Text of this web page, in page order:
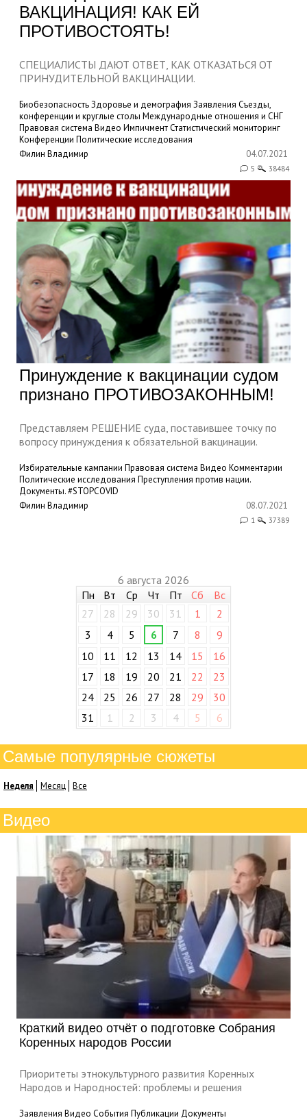
ВАКЦИНАЦИЯ! КАК ЕЙ
ПРОТИВОСТОЯТЬ!
СПЕЦИАЛИСТЫ ДАЮТ ОТВЕТ, КАК ОТКАЗАТЬСЯ ОТ
ПРИНУДИТЕЛЬНОЙ ВАКЦИНАЦИИ.
БиобезопасностьЗдоровье и демография Заявления Съезды,
конференции и круглые столы Международные отношения и СНГ
Правовая система Видео ИмпичментСтатистический мониторинг
Конференции Политические исследования
Филин Владимир
04.07.2021
5 38484
Принуждение к вакцинации судом
признано ПРОТИВОЗАКОННЫМ!
Представляем РЕШЕНИЕ суда, поставившее точку по
вопросу принуждения к обязательной вакцинации.
Избирательные кампании Правовая система Видео Комментарии
Политические исследования Преступления против нации.
Документы.#STOPCOVID
Филин Владимир
08.07.2021
1 37389
6 августа 2026
Пн
Вт Ср Чт Пт Сб
Вс
27
28 29 30 31 1
2
3
4 5 6 7 8
9
10
11 12 13 14 15
16
17
18 19 20 21 22
23
24
25 26 27 28 29
30
31
1 2 3 4 5 6
Самые популярные сюжеты
Неделя Месяц Все
Видео
Краткий видео отчёт о подготовке Собрания
Коренных народов России
Приоритеты этнокультурного развития Коренных
Народов и Народностей: проблемы и решения
Заявления Видео События Публикации Документы